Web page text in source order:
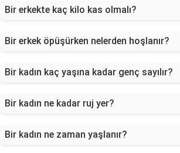
Bir erkekte kaç kilo kas olmalı?
Bir erkek öpüşürken nelerden hoşlanır?
Bir kadın kaç yaşına kadar genç sayılır?
Bir kadın ne kadar ruj yer?
Bir kadın ne zaman yaşlanır?